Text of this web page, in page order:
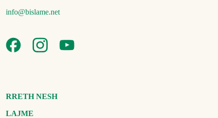
info@bislame.net
RRETH NESH
LAJME